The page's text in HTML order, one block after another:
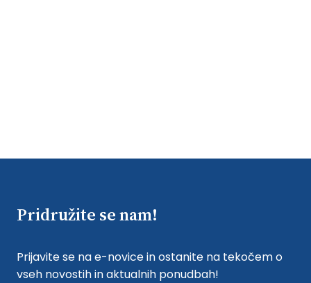
Pridružite se nam!
Prijavite se na e-novice in ostanite na tekočem o
vseh novostih in aktualnih ponudbah!